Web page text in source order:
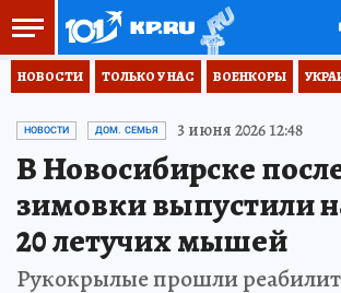
НОВОСТИ ТОЛЬКО У НАС ВОЕНКОРЫ
НОВОСТИ ДОМ. СЕМЬЯ 3 июня 2026 12:48
В Новосибирске
зимовки выпустили
20 летучих мышей
Рукокрылые прошли